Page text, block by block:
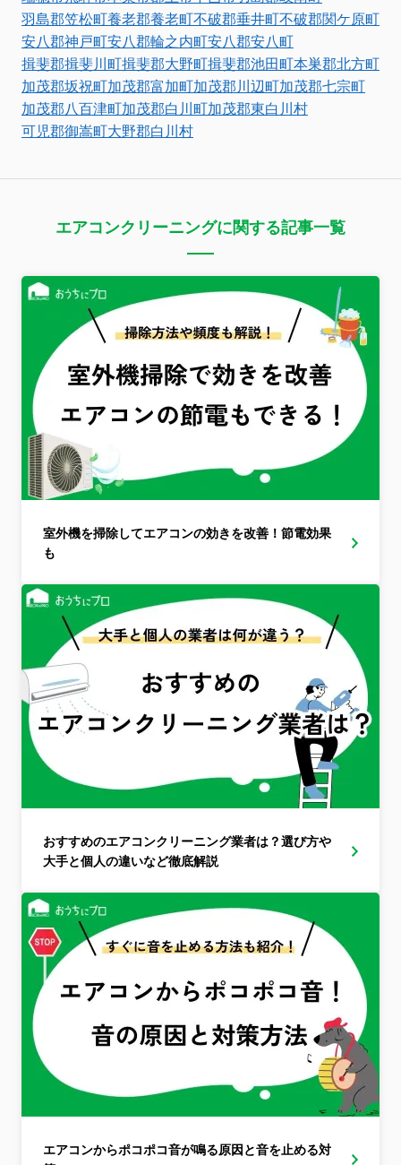
羽島郡笠松町養老郡養老町不破郡垂井町不破郡関ケ原町
安八郡神戸町安八郡輪之内町安八郡安八町
揖斐郡揖斐川町揖斐郡大野町揖斐郡池田町本巣郡北方町
加茂郡坂祝町加茂郡富加町加茂郡川辺町加茂郡七宗町
加茂郡八百津町加茂郡白川町加茂郡東白川村
可児郡御嵩町大野郡白川村
エアコンクリーニングに関する記事一覧
室外機を掃除してエアコンの効きを改善！節電効果
も
おすすめのエアコンクリーニング業者は？選び方や
大手と個人の違いなど徹底解説
エアコンからポコポコ音が鳴る原因と音を止める対